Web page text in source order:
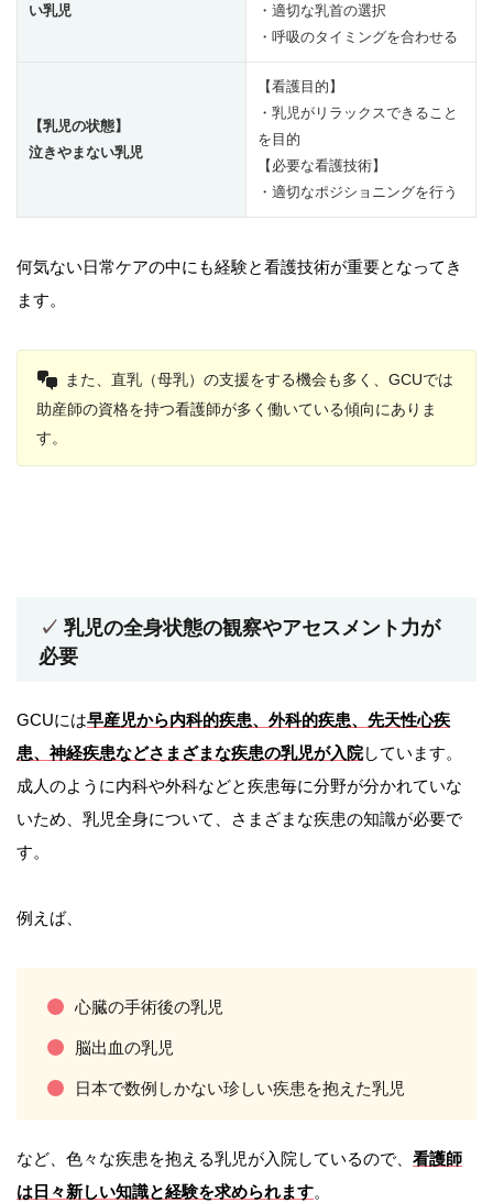
い乳児
・適切な乳首の選択
・呼吸のタイミングを合わせる
【乳児の状態】
泣きやまない乳児
【看護目的】
・乳児がリラックスできること
を目的
【必要な看護技術】
・適切なポジショニングを行う
何気ない日常ケアの中にも経験と看護技術が重要となってき
ます。
また、直乳（母乳）の支援をする機会も多く、GCUでは
助産師の資格を持つ看護師が多く働いている傾向にありま
す。
乳児の全身状態の観察やアセスメント力が
必要
GCUには早産児から内科的疾患、外科的疾患、先天性心疾
患、神経疾患などさまざまな疾患の乳児が入院しています。
成人のように内科や外科などと疾患毎に分野が分かれていな
いため、乳児全身について、さまざまな疾患の知識が必要で
す。
例えば、
心臓の手術後の乳児
脳出血の乳児
日本で数例しかない珍しい疾患を抱えた乳児
など、色々な疾患を抱える乳児が入院しているので、 看護師
は日々新しい知識と経験を求められます。